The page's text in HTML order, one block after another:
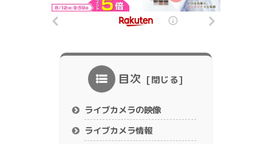
目次
ライブカメラの映像
ライブカメラ情報